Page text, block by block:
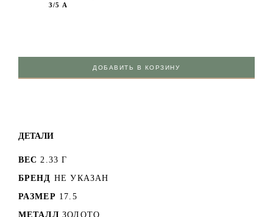
3/5 А
ДОБАВИТЬ В КОРЗИНУ
ДЕТАЛИ
ВЕС 2.33 Г
БРЕНД НЕ УКАЗАН
РАЗМЕР 17.5
МЕТАЛЛ ЗОЛОТО